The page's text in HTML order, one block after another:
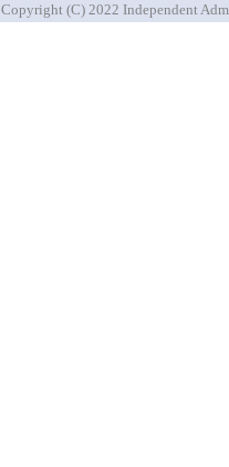
Copyright (C) 2022 Independent